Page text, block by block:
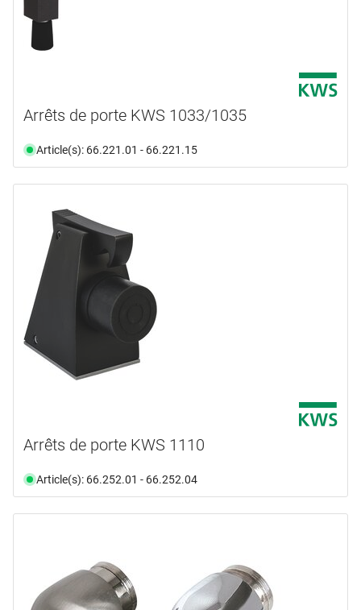
Arrêts de porte KWS 1033/1035
Article(s): 66.221.01 - 66.221.15
Arrêts de porte KWS 1110
Article(s): 66.252.01 - 66.252.04